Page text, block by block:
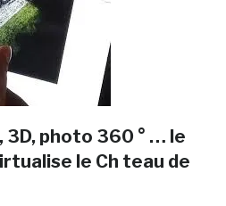
3D, photo 360 ° … le
le Ch teau de